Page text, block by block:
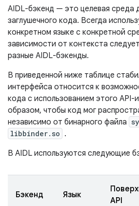
AIDL-бэкенд — это целевая среда
заглушечного кода. Всегда
конкретном языке с конкретной
зависимости от контекста
разные AIDL-бэкенды.
В приведенной ниже таблице
интерфейса относится к
кода с использованием этого API-
образом, чтобы код мог
независимо от бинарного файла
libbinder.so .
В AIDL используются следующие
Бэкенд Язык
API